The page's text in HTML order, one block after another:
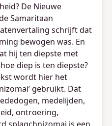
De Nieuwe
Samaritaan
schrijft dat
bewogen was. En
hij ten diepste met
diep is ten diepste?
wordt hier het
gebruikt. Dat
medelijden,
ontroering,
splagchnizomai is een